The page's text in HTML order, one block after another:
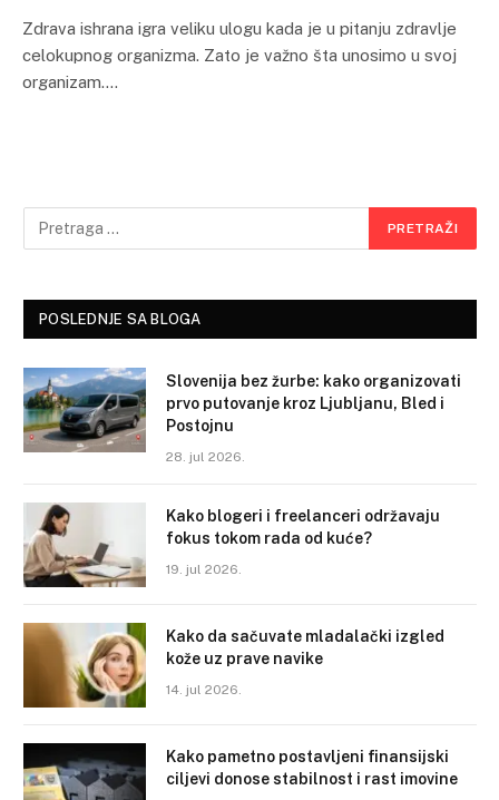
Zdrava ishrana igra veliku ulogu kada je u pitanju zdravlje
celokupnog organizma. Zato je važno šta unosimo u svoj
organizam.…
POSLEDNJE SA BLOGA
Slovenija bez žurbe: kako organizovati
prvo putovanje kroz Ljubljanu, Bled i
Postojnu
28. jul 2026.
Kako blogeri i freelanceri održavaju
fokus tokom rada od kuće?
19. jul 2026.
Kako da sačuvate mladalački izgled
kože uz prave navike
14. jul 2026.
Kako pametno postavljeni finansijski
ciljevi donose stabilnost i rast imovine